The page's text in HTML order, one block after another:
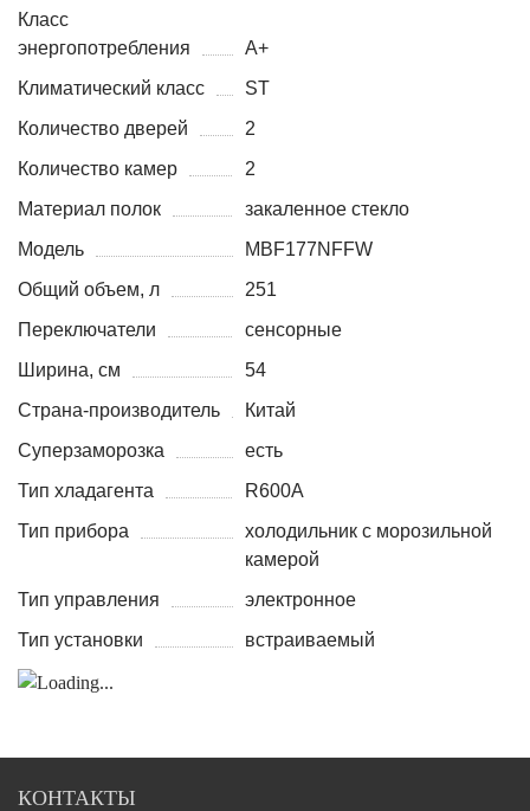
Класс
энергопотребления
A+
Климатический класс
ST
Количество дверей
2
Количество камер
2
Материал полок
закаленное стекло
Модель
MBF177NFFW
Общий объем, л
251
Переключатели
сенсорные
Ширина, см
54
Страна-производитель
Китай
Суперзаморозка
есть
Тип хладагента
R600A
Тип прибора
холодильник с морозильной
камерой
Тип управления
электронное
Тип установки
встраиваемый
КОНТАКТЫ